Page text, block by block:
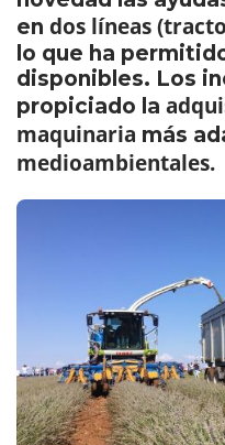
en dos líneas
lo que ha
disponibles. Los
propiciado la
maquinaria más
medioambientales.